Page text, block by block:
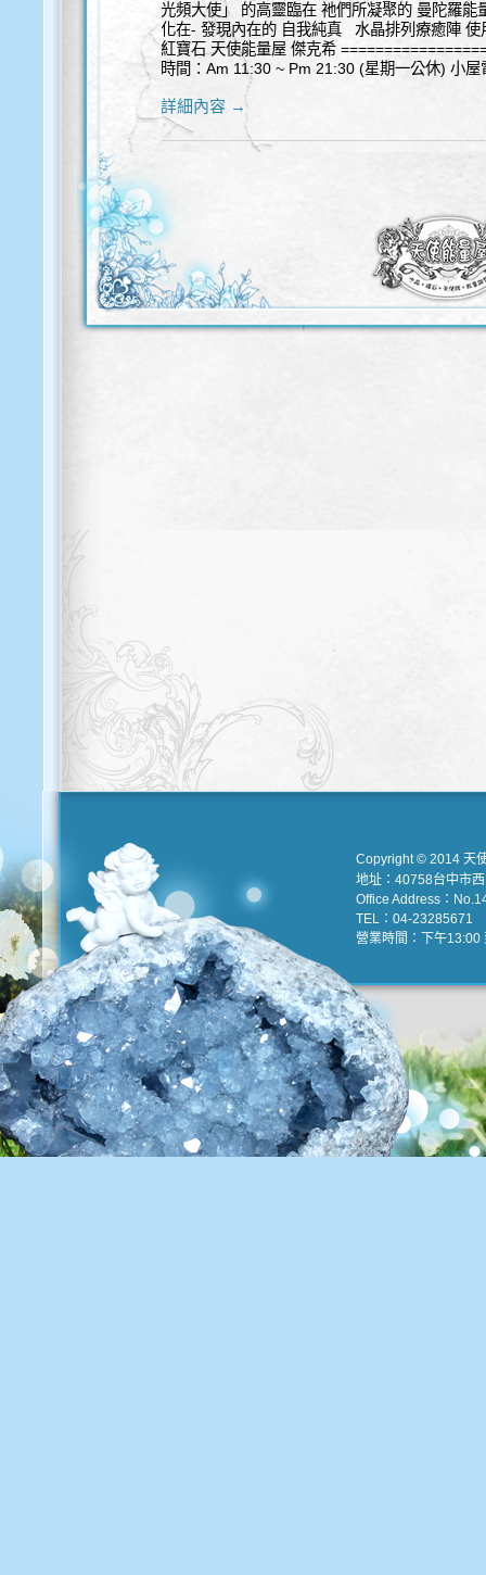
光頻大使」 的高靈臨在 祂們所凝聚的 曼陀羅
化在- 發現內在的 自我純真 水晶排列療癒陣
紅寶石 天使能量屋 傑克希
時間：Am 11:30 ~ Pm 21:30 (星期一公休) 小
詳細內容 →
Copyright © 2014 天
地址：40758台中市
Office Address：
TEL：04-23285671
營業時間：下午13:00